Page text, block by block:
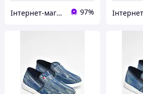
Інтернет-магазин Minimalka.com - мінімальні ціни на одяг та взуття, спідню білизну та інші товари 97%